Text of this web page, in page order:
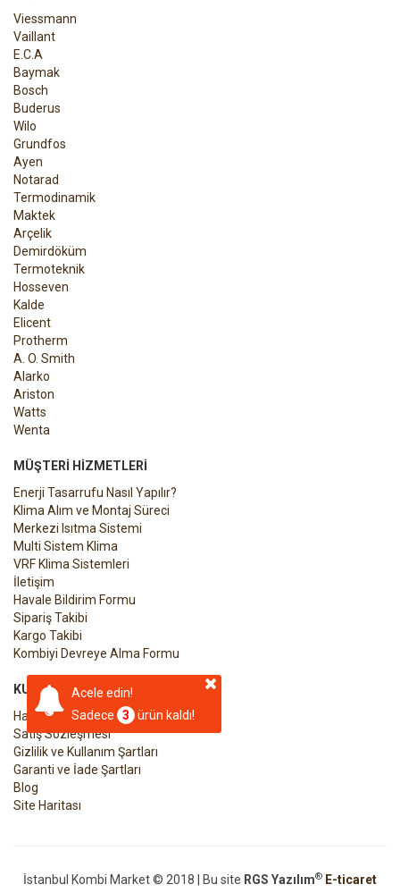
Acele edin!
Sadece
3 ürün kaldı!
Viessmann
Vaillant
E.C.A
Baymak
Bosch
Buderus
Wilo
Grundfos
Ayen
Notarad
Termodinamik
Maktek
Arçelik
Demirdöküm
Termoteknik
Hosseven
Kalde
Elicent
Protherm
A. O. Smith
Alarko
Ariston
Watts
Wenta
MÜŞTERI HIZMETLERI
Enerji Tasarrufu Nasıl Yapılır?
Klima Alım ve Montaj Süreci
Merkezi Isıtma Sistemi
Multi Sistem Klima
VRF Klima Sistemleri
İletişim
Havale Bildirim Formu
Sipariş Takibi
Kargo Takibi
Kombiyi Devreye Alma Formu
KURUMSAL
Hakkımızda
Satış Sözleşmesi
Gizlilik ve Kullanım Şartları
Garanti ve İade Şartları
Blog
Site Haritası
İstanbul Kombi Market © 2018 | Bu site RGS Yazılım® E-ticaret